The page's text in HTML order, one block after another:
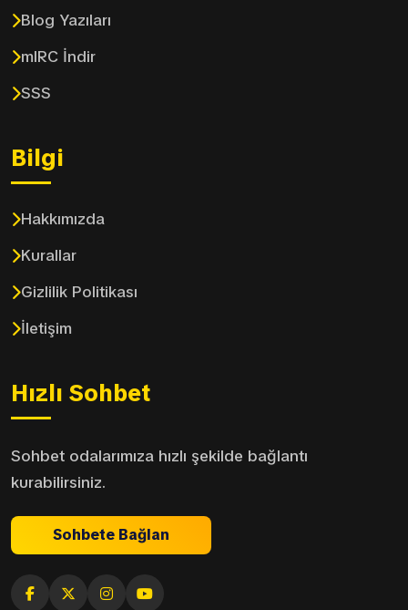
Blog Yazıları
mIRC İndir
SSS
Bilgi
Hakkımızda
Kurallar
Gizlilik Politikası
İletişim
Hızlı Sohbet
Sohbet odalarımıza hızlı şekilde bağlantı
kurabilirsiniz.
Sohbete Bağlan